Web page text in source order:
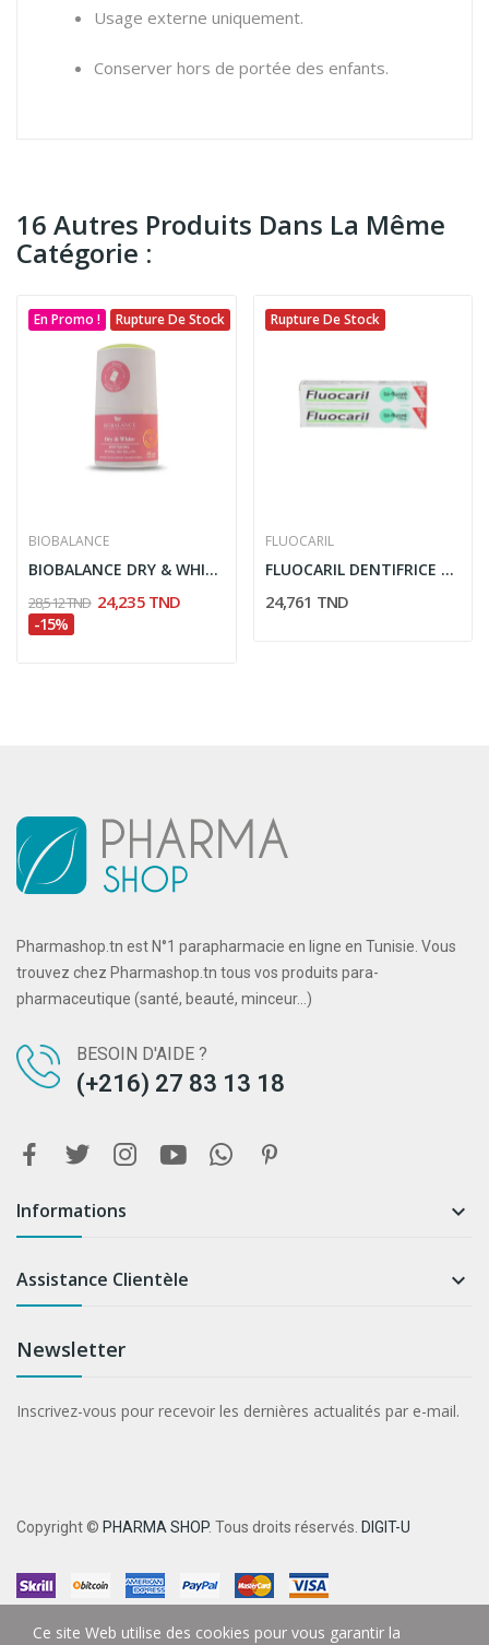
Usage externe uniquement.
Conserver hors de portée des enfants.
16 Autres Produits Dans La Même
Catégorie :
En Promo ! Rupture De Stock
BIOBALANCE
BIOBALANCE DRY & WHITE ROLL ON ECLAIRCISSANT...
28,512 TND 24,235 TND
-15%
Rupture De Stock
FLUOCARIL
FLUOCARIL DENTIFRICE BI-FLUORÉ 145MG MENTHE 2*75ML
24,761 TND
Pharmashop.tn est N°1 parapharmacie en ligne en Tunisie. Vous
trouvez chez Pharmashop.tn tous vos produits para-
pharmaceutique (santé, beauté, minceur...)
BESOIN D'AIDE ?
(+216) 27 83 13 18
Informations 
Assistance Clientèle 
Newsletter
Inscrivez-vous pour recevoir les dernières actualités par e-mail.
Copyright © PHARMA SHOP. Tous droits réservés. DIGIT-U
Ce site Web utilise des cookies pour vous garantir la